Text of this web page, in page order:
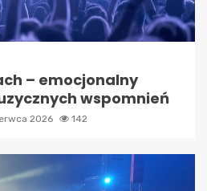
– emocjonalny
wspomnień
2026 142